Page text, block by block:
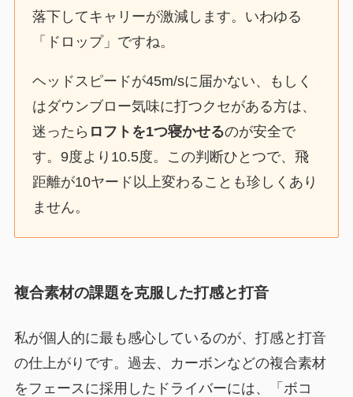
落下してキャリーが激減します。いわゆる
「ドロップ」ですね。
ヘッドスピードが45m/sに届かない、もしく
はダウンブロー気味に打つクセがある方は、
迷ったら ロフトを1つ寝かせるのが安全で
す。9度より10.5度。この判断ひとつで、飛
距離が10ヤード以上変わることも珍しくあり
ません。
複合素材の課題を克服した打感と打音
私が個人的に最も感心しているのが、打感と打音
の仕上がりです。過去、カーボンなどの複合素材
をフェースに採用したドライバーには、「ボコ